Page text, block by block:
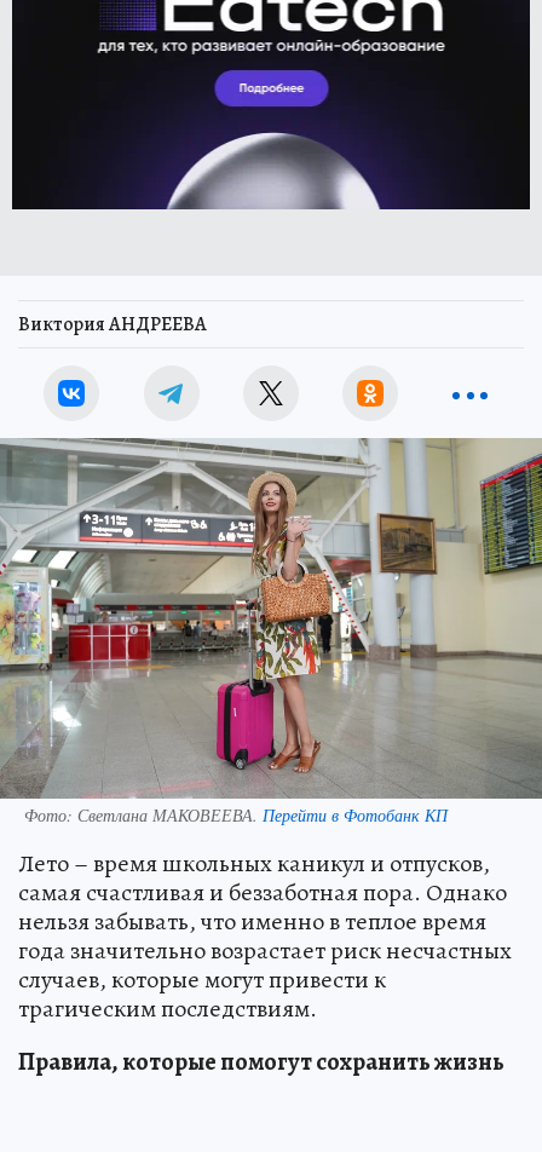
Виктория АНДРЕЕВА
Фото: Светлана МАКОВЕЕВА. Перейти в Фотобанк КП
Лето – время школьных каникул и отпусков,
самая счастливая и беззаботная пора. Однако
нельзя забывать, что именно в теплое время
года значительно возрастает риск несчастных
случаев, которые могут привести к
трагическим последствиям.
Правила, которые помогут сохранить жизнь